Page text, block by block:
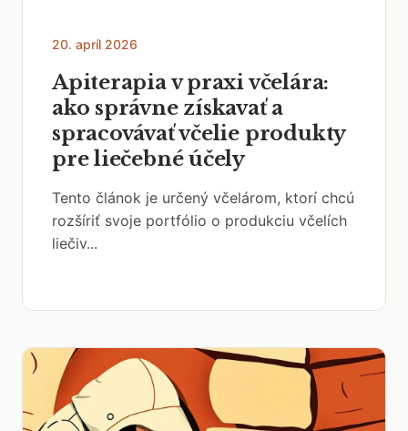
20. apríl 2026
Apiterapia v praxi včelára:
ako správne získavať a
spracovávať včelie produkty
pre liečebné účely
Tento článok je určený včelárom, ktorí chcú
rozšíriť svoje portfólio o produkciu včelích
liečiv...